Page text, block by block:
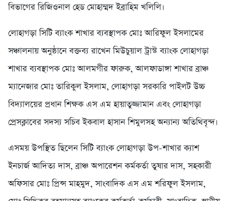
বিভাগের রিজিওনাল হেড মোহাম্মদ ইব্রাহিম খলিলি।
লোহাগড়া সিটি ব্যাংক শাখার ব্যবস্থাপক মোঃ আরিফুল ইসলামের
সঞ্চালনায় অনুষ্ঠানে বক্তব্য রাখেন মিউচুয়াল ট্রাস্ট ব্যাংক লোহাগড়া
শাখার ব্যবস্থাপক মোঃ আলমগীর ফারুক, আলফাডাঙ্গা শাখার ব্রাঞ্চ
ম্যানেজার মোঃ তারিকুল ইসলাম, লোহাগড়া সরকারি পাইলট উচ্চ
বিদ্যালয়ের প্রধান শিক্ষক এস এম হায়াতুজ্জামান এবং লোহাগড়া
প্রেসক্লাবের সদস্য সচিব ইকবাল হাসান শিমুলসহ অন্যান্য অতিথিবৃন্দ।
এসময় উপস্থিত ছিলেন সিটি ব্যাংক লোহাগড়া উপ-শাখার ক্যাশ
ইনচার্জ আদিত্য দাস, ব্রাঞ্চ অপারেশন কর্মকর্তা তুষার দাস, সহকারী
অফিসার মোঃ প্রিন্স মাহমুদ, সাংবাদিক এস এম শরিফুল ইসলাম,